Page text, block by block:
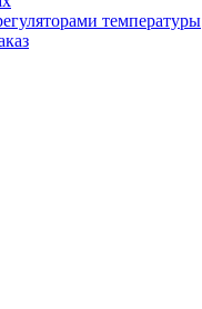
температуры